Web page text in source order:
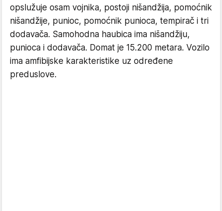
opslužuje osam vojnika, postoji nišandžija, pomoćnik
nišandžije, punioc, pomoćnik punioca, tempirač i tri
dodavača. Samohodna haubica ima nišandžiju,
punioca i dodavača. Domat je 15.200 metara. Vozilo
ima amfibijske karakteristike uz određene
preduslove.